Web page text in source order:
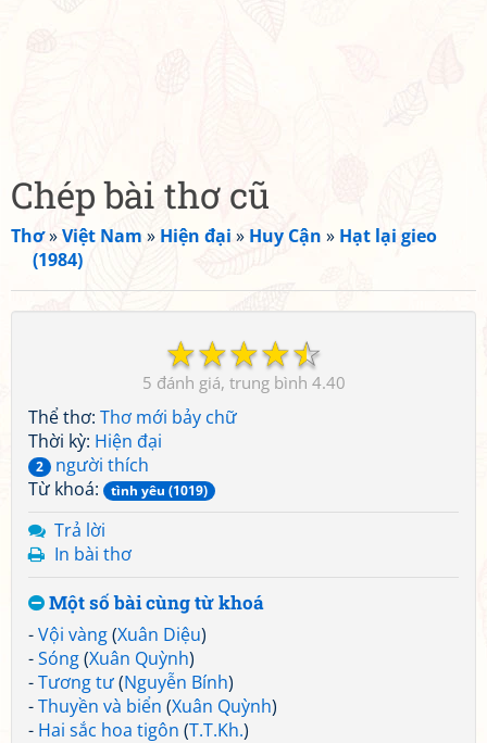
Chép bài thơ cũ
Thơ»Việt Nam » Hiện đại » Huy Cận » Hạt lại gieo
(1984)
☆
☆
☆
☆
☆
5 4.40
Thể thơ: Thơ mới bảy chữ
Thời kỳ: Hiện đại
2
người thích
Từ khoá:
tình yêu (1019)
Trả lời
In bài thơ
Một số bài cùng từ khoá
-Vội vàng(Xuân Diệu)
-Sóng(Xuân Quỳnh)
-Tương tư(Nguyễn Bính)
-Thuyền và biển (Xuân Quỳnh)
- Hai sắc hoa tigôn (T.T.Kh.)